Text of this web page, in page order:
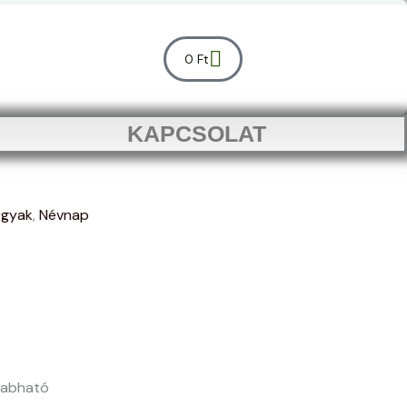
0FtKosár
KAPCSOLAT
, Névnap